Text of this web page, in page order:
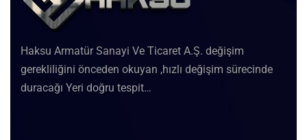
Haksu Armatür Sanayi Ve Ticaret A.Ş. değişim
gerekliliğini önceden okuyan ,hızlı değişim sürecinde
duracağı Yeri doğru tespit…